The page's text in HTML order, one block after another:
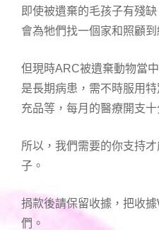
即使被遺棄的毛孩子有殘
會為牠們找一個家和照顧到
但現時ARC被遺棄動物當
是長期病患，需不時服用
充品等，每月的醫療開支十
所以，我們需要的你支持
子。
捐款後請保留收據，把收
們。